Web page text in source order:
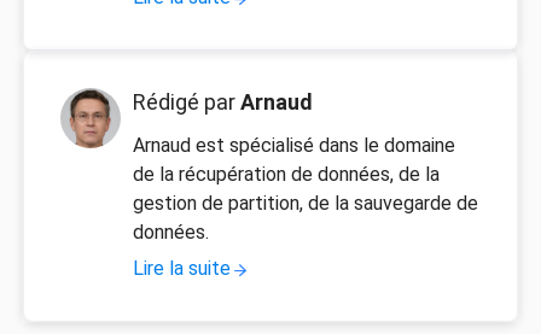
Rédigé parArnaud
Arnaud est spécialisé dans le domaine
de la récupération de données, de la
gestion de partition, de la sauvegarde de
données.
Lire la suite